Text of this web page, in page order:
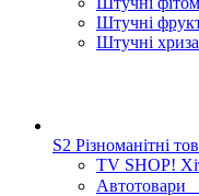
Штучні
Штучні
S2 Різноманітні
TV SHOP!
Автотовари